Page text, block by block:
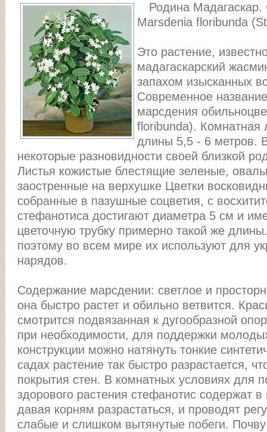
Родина
Marsdenia floribunda
Это растение,
мадагаскарский
запахом изысканных
Современное
марсдения
floribunda). Комнатная
длины 5,5 - 6 метров.
некоторые разновидности своей близкой
Листья кожистые блестящие зеленые,
заостренные на верхушке Цветки
собранные в пазушные соцветия, с
стефанотиса достигают диаметра 5 см и
цветочную трубку примерно такой же
поэтому во всем мире их используют для
нарядов.
Содержание марсдении: светлое и
она быстро растет и обильно ветвится.
смотрится подвязанная к дугообразной
при необходимости, для поддержки
конструкции можно натянуть тонкие
садах растение так быстро разрастается,
покрытия стен. В комнатных условиях для
здорового растения стефанотис содержат
давая корням разрастаться, и проводят
слабые и слишком вытянутые побеги. Почву